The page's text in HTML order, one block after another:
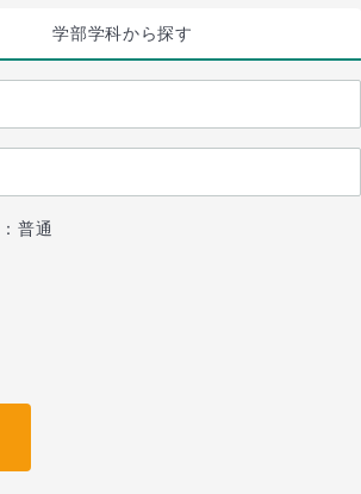
学部学科から探す
：普通